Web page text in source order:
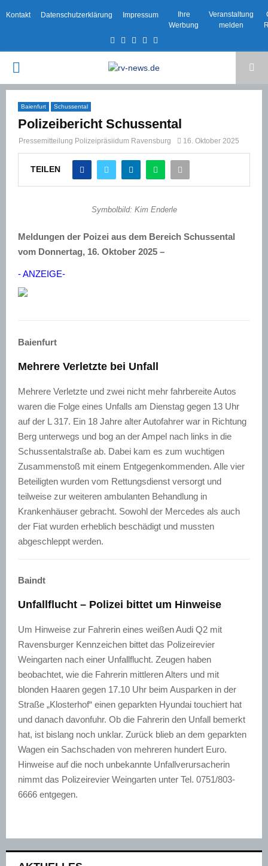
Kontakt Datenschutzerklärung Impressum
Ihre
Werbung
Veranstaltung
melden
Facebook
TwitterInstagram
Email
PRIMARY
MENU
Baienfurt Schussental
Polizeibericht Schussental
Pressemitteilung Polizeipräsiidum Ravensburg 16. Oktober 2025
TEILEN
Symbolbild: Kim Enderle
Meldungen der Poizei aus dem Bereich Schussental
vom Donnertag, 16. Oktober 2025 –
- ANZEIGE-
Baienfurt
Mehrere Verletzte bei Unfall
Mehrere Verletzte und zwei nicht mehr fahrbereite Autos
waren die Folge eines Unfalls am Dienstag gegen 13 Uhr
auf der L 317. Ein 18 Jahre alter Autofahrer war in Richtung
Berg unterwegs und bog an der Ampel nach links in die
Schussentalstraße ab. Dabei kam es zum wuchtigen
Zusammenstoß mit einem Entgegenkommenden. Alle vier
Beteiligten wurden vom Rettungsdienst versorgt und
teilweise zur weiteren ambulanten Behandlung in
Krankenhäuser gebracht. Sowohl der Mercedes als auch
der Fiat wurden erheblich beschädigt und mussten
abgeschleppt werden.
Baindt
Unfallflucht – Polizei bittet um Hinweise
Um Hinweise zur Fahrerin eines weißen Audi Q2 mit
Ravensburger Kennzeichen bittet das Polizeirevier
Weingarten nach einer Unfallflucht. Zeugen haben
beobachtet, wie die Fahrerin mittleren Alters und mit
blonden Haaren gegen 17.10 Uhr beim Ausparken in der
Straße „Klosterhof“ einen geparkten Hyundai touchiert hat
und danach davonfuhr. Ob die Fahrerin den Unfall bemerkt
hat, ist bislang noch unklar. Zurück blieb an dem geparkten
Wagen ein Sachschaden von mehreren hundert Euro.
Hinweise auf die noch unbekannte Unfallverursacherin
nimmt das Polizeirevier Weingarten unter Tel. 0751/803-
6666 entgegen.